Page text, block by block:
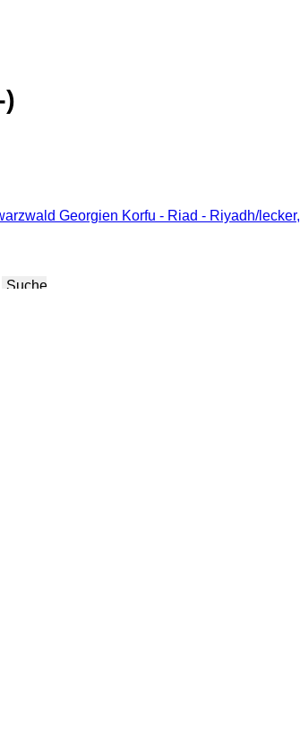
)
Georgien Korfu - Riad - Riyadh/lecker,